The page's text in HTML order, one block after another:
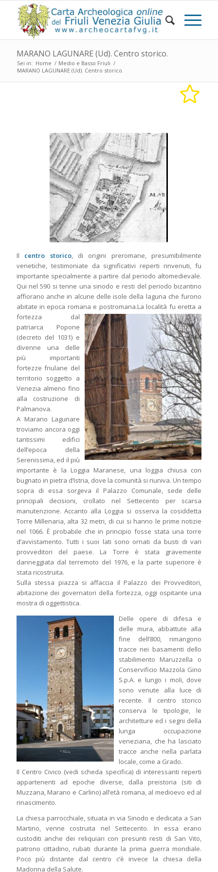
MARANO LAGUNARE (Ud). Centro storico.
Sei in: Home / Medio e Basso Friuli /
MARANO LAGUNARE (Ud). Centro storico.
Il centro storico, di origini preromane, presumibilmente
venetiche, testimoniate da significativi reperti rinvenuti, fu
importante specialmente a partire dal periodo altomedievale.
Qui nel 590 si tenne una sinodo e resti del periodo bizantino
affiorano anche in alcune delle isole della laguna che furono
abitate in epoca romana e postromana.La località fu eretta a
fortezza dal
patriarca Popone
(decreto del 1031) e
divenne una delle
più importanti
fortezze friulane del
territorio soggetto a
Venezia almeno fino
alla costruzione di
Palmanova.
A Marano Lagunare
troviamo ancora oggi
tantissimi edifici
dell’epoca della
Serenissima, ed il più
importante è la Loggia Maranese, una loggia chiusa con
bugnato in pietra d’Istria, dove la comunità si riuniva. Un tempo
sopra di essa sorgeva il Palazzo Comunale, sede delle
principali decisioni, crollato nel Settecento per scarsa
manutenzione. Accanto alla Loggia si osserva la cosiddetta
Torre Millenaria, alta 32 metri, di cui si hanno le prime notizie
nel 1066. È probabile che in principio fosse stata una torre
d’avvistamento. Tutti i suoi lati sono ornati da busti di vari
provveditori del paese. La Torre è stata gravemente
danneggiata dal terremoto del 1976, e la parte superiore è
stata ricostruita.
Sulla stessa piazza si affaccia il Palazzo dei Provveditori,
abitazione dei governatori della fortezza, oggi ospitante una
mostra di oggettistica.
Delle opere di difesa e
delle mura, abbattute alla
fine dell’800, rimangono
tracce nei basamenti dello
stabilimento Maruzzella o
Conservificio Mazzola Gino
S.p.A. e lungo i moli, dove
sono venute alla luce di
recente. Il centro storico
conserva le tipologie, le
architetture ed i segni della
lunga occupazione
veneziana, che ha lasciato
tracce anche nella parlata
locale, come a Grado.
Il Centro Civico (vedi scheda specifica) di interessanti reperti
appartenenti ad epoche diverse, dalla preistoria (siti di
Muzzana, Marano e Carlino) all’età romana, al medioevo ed al
rinascimento.
La chiesa parrocchiale, situata in via Sinodo e dedicata a San
Martino, venne costruita nel Settecento. In essa erano
custoditi anche dei reliquiari con presunti resti di San Vito,
patrono cittadino, rubati durante la prima guerra mondiale.
Poco più distante dal centro c’è invece la chiesa della
Madonna della Salute.